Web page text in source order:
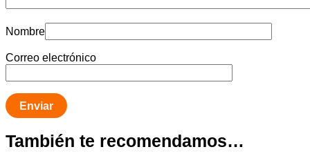
Nombre
Correo electrónico
También te recomendamos…